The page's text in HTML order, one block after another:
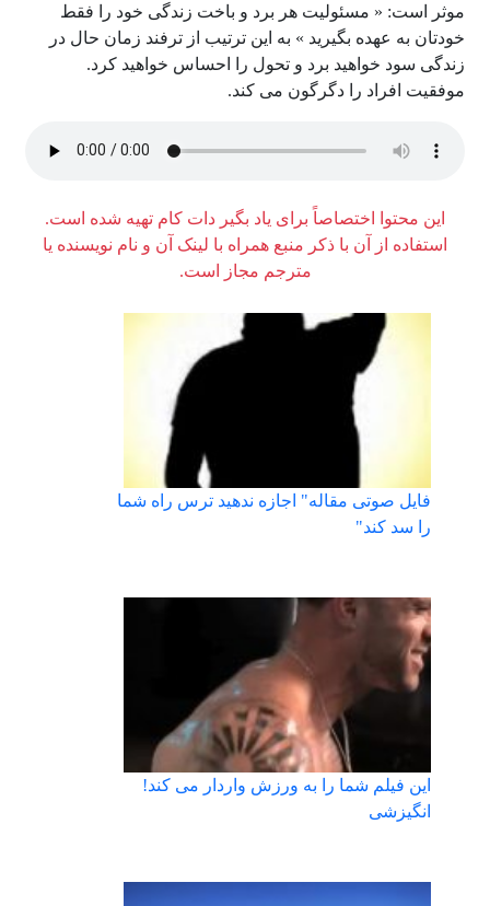
موثر است: « مسئولیت هر برد و باخت زندگی خود را فقط
خودتان به عهده بگیرید » به این ترتیب از ترفند زمان حال در
زندگی سود خواهید برد و تحول را احساس خواهید کرد.
موفقیت افراد را دگرگون می کند.
این محتوا اختصاصاً برای یاد بگیر دات کام تهیه شده است.
استفاده از آن با ذکر منبع همراه با لینک آن و نام نویسنده یا
مترجم مجاز است.
فایل صوتی مقاله" اجازه ندهید ترس راه شما
را سد کند"
این فیلم شما را به ورزش واردار می کند!
انگیزشی